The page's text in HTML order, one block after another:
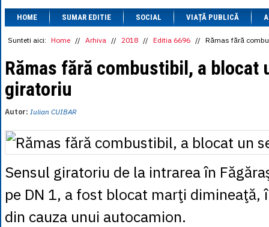
1 CAD= 3.1559
1 CHF= 5.2813
1 CNY= 0.6015
1 DKK = 0.6668
1 EGP
= 0.0860
1 NOK= 0.4191
1 PLN= 1.1646
1 RSD
= 0.0425
1 RUB= 0.0530
1 SEK = 0.4526
HOME SUMAR EDITIE SOCIAL VIAȚĂ PUBLICĂ
Sunteti aici: Home // Arhiva // 2018 // Editia 6696 // Rămas fără
Rămas fără combustibil, a blocat
giratoriu
Autor: Iulian CUIBAR
Sensul giratoriu de la intrarea în
pe DN 1, a fost blocat marţi dimineaţă,
din cauza unui autocamion.